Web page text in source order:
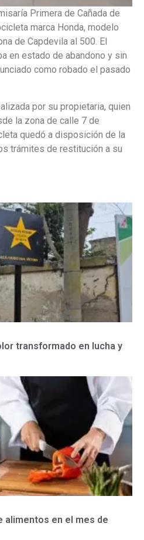
Primera de Cañada de
marca Honda, modelo
de Capdevila al 500. El
en estado de abandono y sin
como robado el pasado
por su propietaria, quien
la zona de calle 7 de
quedó a disposición de la
trámites de restitución a su
transformado en lucha y
alimentos en el mes de